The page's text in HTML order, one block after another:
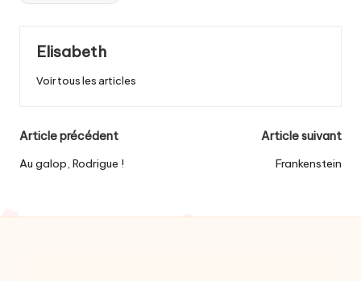
Elisabeth
Voir tous les articles
Post
navigation
Article précédent
Au galop, Rodrigue !
Article suivant
Frankenstein